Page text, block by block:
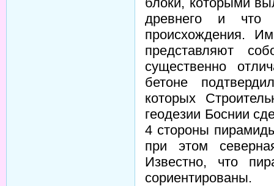
древнего и что
происхождения.
представляют
существенно
бетоне
которых
геодезии Боснии
4 стороны
при этом
Известно, что
сориентированы.